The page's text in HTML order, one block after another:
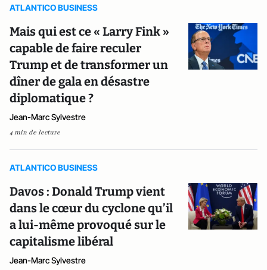
ATLANTICO BUSINESS
Mais qui est ce « Larry Fink »
capable de faire reculer
Trump et de transformer un
dîner de gala en désastre
diplomatique ?
Jean-Marc Sylvestre
4 min de lecture
ATLANTICO BUSINESS
Davos : Donald Trump vient
dans le cœur du cyclone qu’il
a lui-même provoqué sur le
capitalisme libéral
Jean-Marc Sylvestre